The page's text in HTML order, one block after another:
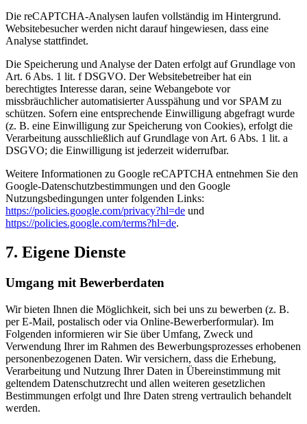
Die reCAPTCHA-Analysen laufen vollständig im Hintergrund.
Websitebesucher werden nicht darauf hingewiesen, dass eine
Analyse stattfindet.
Die Speicherung und Analyse der Daten erfolgt auf Grundlage von
Art. 6 Abs. 1 lit. f DSGVO. Der Websitebetreiber hat ein
berechtigtes Interesse daran, seine Webangebote vor
missbräuchlicher automatisierter Ausspähung und vor SPAM zu
schützen. Sofern eine entsprechende Einwilligung abgefragt wurde
(z. B. eine Einwilligung zur Speicherung von Cookies), erfolgt die
Verarbeitung ausschließlich auf Grundlage von Art. 6 Abs. 1 lit. a
DSGVO; die Einwilligung ist jederzeit widerrufbar.
Weitere Informationen zu Google reCAPTCHA entnehmen Sie den
Google-Datenschutzbestimmungen und den Google
Nutzungsbedingungen unter folgenden Links:
https://policies.google.com/privacy?hl=de und
https://policies.google.com/terms?hl=de.
7. Eigene Dienste
Umgang mit Bewerberdaten
Wir bieten Ihnen die Möglichkeit, sich bei uns zu bewerben (z. B.
per E-Mail, postalisch oder via Online-Bewerberformular). Im
Folgenden informieren wir Sie über Umfang, Zweck und
Verwendung Ihrer im Rahmen des Bewerbungsprozesses erhobenen
personenbezogenen Daten. Wir versichern, dass die Erhebung,
Verarbeitung und Nutzung Ihrer Daten in Übereinstimmung mit
geltendem Datenschutzrecht und allen weiteren gesetzlichen
Bestimmungen erfolgt und Ihre Daten streng vertraulich behandelt
werden.